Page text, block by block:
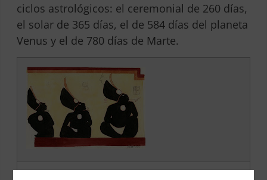
ciclos astrológicos: el ceremonial de 260 días,
el solar de 365 días, el de 584 días del planeta
Venus y el de 780 días de Marte.